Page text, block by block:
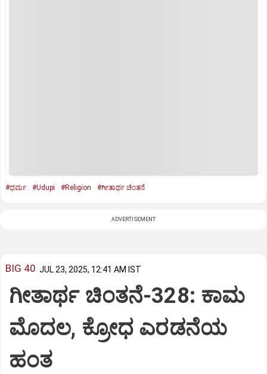
#ಧರ್ಮ #Udupi #Religion #ಗೀತಾರ್ಥ ಚಿಂತನೆ
ADVERTISEMENT
BIG 40 JUL 23, 2025, 12:41 AM IST
ಗೀತಾರ್ಥ ಚಿಂತನೆ-328: ಕಾಮ
ಮೊದಲ, ಕ್ರೋಧ ಎರಡನೆಯ
ಹಂತ